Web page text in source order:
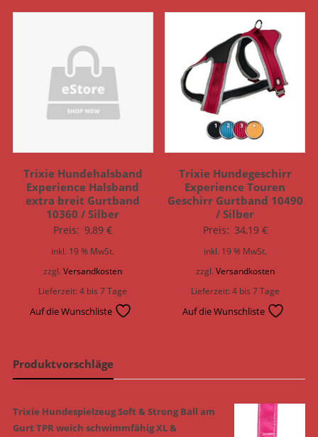
Trixie Hundehalsband
Experience Halsband
extra breit Gurtband
10360 / Silber
Preis: 9,89€
inkl. 19 % MwSt.
zzgl.Versandkosten
Lieferzeit:4 bis 7 Tage
Auf die Wunschliste
Trixie Hundegeschirr
Experience Touren
Geschirr Gurtband 10490
/ Silber
Preis: 34,19 €
inkl. 19 % MwSt.
zzgl.Versandkosten
Lieferzeit:4 bis 7 Tage
Auf die Wunschliste
Produktvorschläge
Trixie Hundespielzeug Soft & Strong Ball am
Gurt TPR weich schwimmfähig XL &